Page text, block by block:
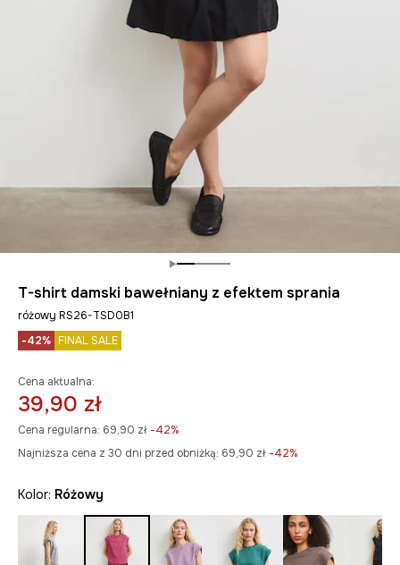
T-shirt damski bawełniany z efektem sprania
różowy RS26-TSD0B1
-42% FINAL SALE
Cena aktualna:
39,90 zł
Cena regularna: 69,90 zł -42%
Najniższa cena z 30 dni przed obniżką: 69,90 zł -42%
Kolor: różowy